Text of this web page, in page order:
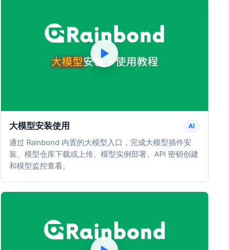
大模型安装使用 AI
通过 Rainbond 内置的大模型入口，完成大模型插件安
装、模型仓库下载或上传、模型实例部署、API 密钥创建
和模型监控查看。